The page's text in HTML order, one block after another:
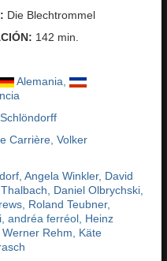
Die Blechtrommel
142 min.
Alemania
Carrière Volker
Angela Winkler, David
Daniel Olbrychski
Roland Teubner,
, andréa ferréol, Heinz
Werner Rehm
Käte